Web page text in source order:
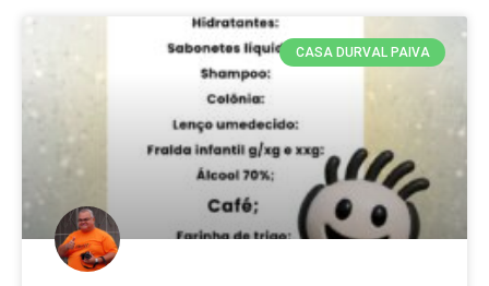
CASA DURVAL PAIVA